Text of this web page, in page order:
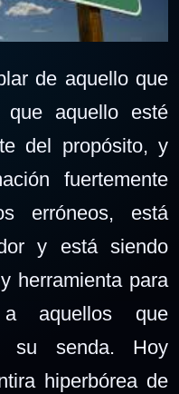
de aquello que
aquello esté
del propósito, y
fuertemente
erróneos, está
y está siendo
herramienta para
aquellos que
su senda. Hoy
hiperbórea de